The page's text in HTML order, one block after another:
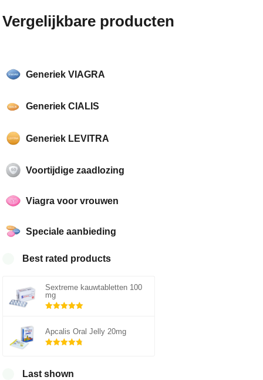
Generiek VIAGRA
Generiek CIALIS
Generiek LEVITRA
Voortijdige zaadlozing
Viagra voor vrouwen
Speciale aanbieding
Best rated products
Sextreme kauwtabletten 100
mg
Apcalis Oral Jelly 20mg
Last shown
Vergelijkbare producten